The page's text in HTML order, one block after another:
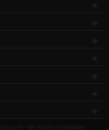
- Alle Rechte vorbehalten